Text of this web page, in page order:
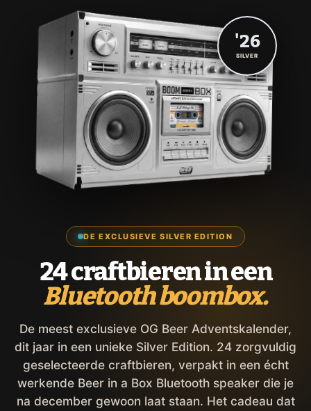
DE EXCLUSIEVE SILVER EDITION
24 craftbieren in een
Bluetooth boombox.
De meest exclusieve OG Beer Adventskalender,
dit jaar in een unieke Silver Edition. 24 zorgvuldig
geselecteerde craftbieren, verpakt in een écht
werkende Beer in a Box Bluetooth speaker die je
na december gewoon laat staan. Het cadeau dat
'26
SILVER